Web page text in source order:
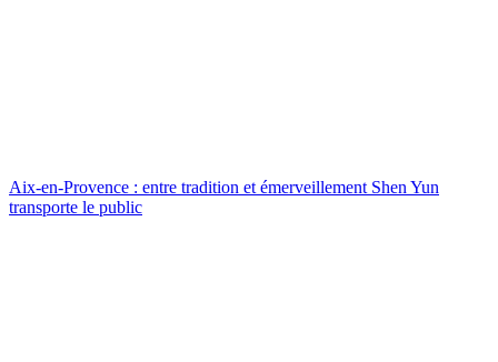
Aix-en-Provence : entre tradition et émerveillement Shen Yun
transporte le public